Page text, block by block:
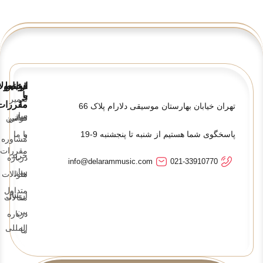
تهران خیابان بهارستان موسیقی دلارام پلاک 66
پاسخگوی شما هستیم از شنبه تا پنجشنبه 9-19
021-33910770
info@delarammusic.com
تعمیر
ساز
مشاوره
خرید
ساز
ارسال
بین
المللی
قوانین
و
قوانین
و
مقررات
سوالات
متداول
درباره
ما
ارتباط
با
ما
تماس
با ما
درباره
ما
مقالات